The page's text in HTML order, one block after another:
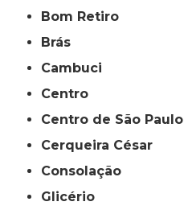
Bom Retiro
Brás
Cambuci
Centro
Centro de São Paulo
Cerqueira César
Consolação
Glicério